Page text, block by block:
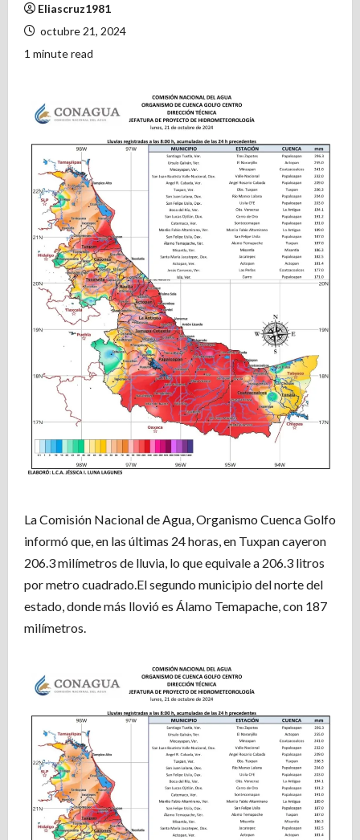
Eliascruz1981
octubre 21, 2024
1 minute read
La Comisión Nacional de Agua, Organismo Cuenca Golfo
informó que, en las últimas 24 horas, en Tuxpan cayeron
206.3 milímetros de lluvia, lo que equivale a 206.3 litros
por metro cuadrado.El segundo municipio del norte del
estado, donde más llovió es Álamo Temapache, con 187
milímetros.